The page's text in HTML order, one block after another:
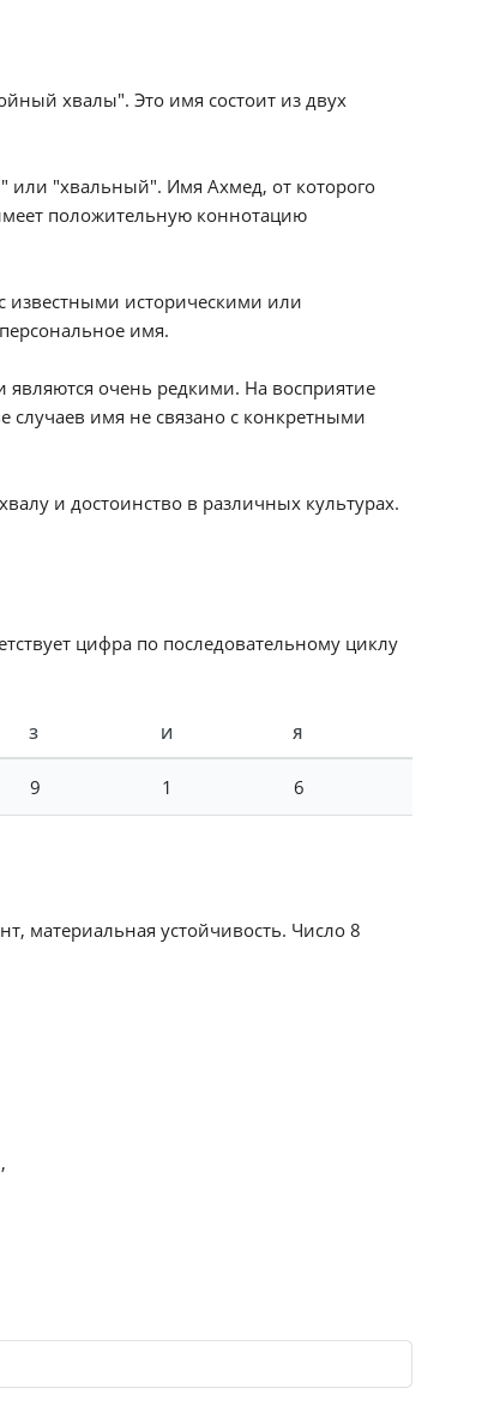
хвалы". Это имя состоит из двух
или "хвальный". Имя Ахмед, от которого
положительную коннотацию
известными историческими или
имя.
являются очень редкими. На восприятие
случаев имя не связано с конкретными
и достоинство в различных культурах.
цифра по последовательному циклу
З И Я
9 1 6
материальная устойчивость. Число 8